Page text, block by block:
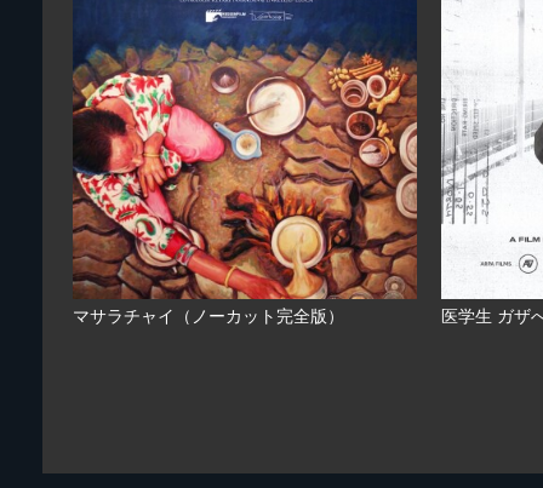
マサラチャイ（ノーカット完全版） 医学生 ガザ